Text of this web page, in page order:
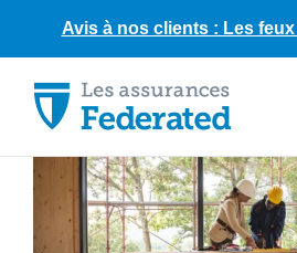
content
Avis à nos clients : Les